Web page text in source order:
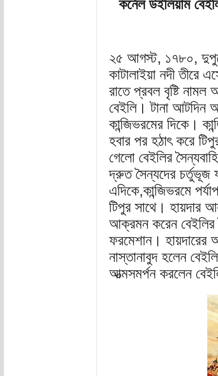
কর্নেল উইলিয়াম
২৫ আগস্ট, ১৭৮০,
কাটালাইয়া নদী তীরে
রাতে প্রবল বৃষ্টি
বেইলি। টানা আটদিন
কান্জিভরমের দিকে।
হবার পর হঠাৎ করে
গেলো বেইলির
দ্রুত সৈন্যদের চর্তুভূজ
এদিকে,কান্জিভরমে
টিপুর সাথে। হায়দার
আক্রমন করেন বেইলির
ফরমেশান। হায়দারের
নাস্তানাবুদ হলেন
আত্মসমর্পন করলেন